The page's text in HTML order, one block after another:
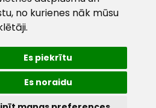
no kurienes nāk mūsu
Es piekrītu
Es noraidu
8:00 – 17:00
186
info@hards.lv